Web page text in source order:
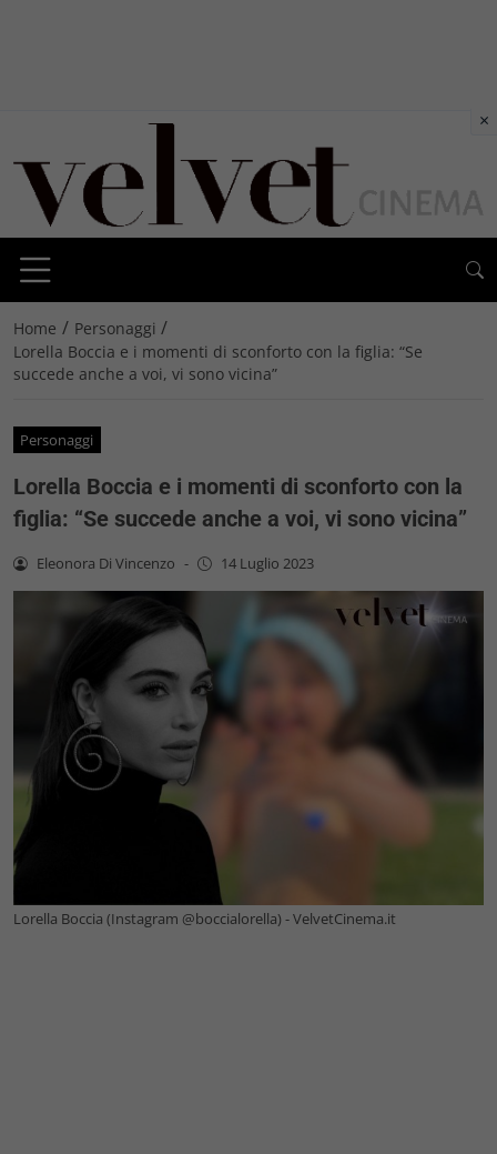
Home / Personaggi /
Lorella Boccia e i momenti di sconforto con la figlia: “Se
succede anche a voi, vi sono vicina”
Personaggi
Lorella Boccia e i momenti di sconforto con la
figlia: “Se succede anche a voi, vi sono vicina”
Eleonora Di Vincenzo - 14 Luglio 2023
Lorella Boccia (Instagram @boccialorella) - VelvetCinema.it
×